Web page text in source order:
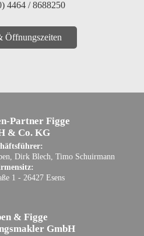
4464 / 8688250
Öffnungszeiten
Partner Figge
& Co. KG
Dirk Blech, Timo Schuirmann
1 - 26427 Esens
& Figge
GmbH